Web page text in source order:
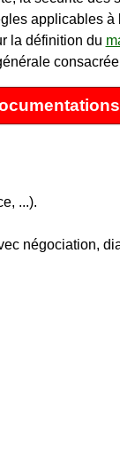
applicables
la définition du
...).
négociation,